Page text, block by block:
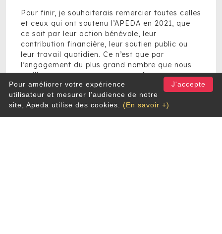
Pour finir, je souhaiterais remercier toutes celles
et ceux qui ont soutenu l’APEDA en 2021, que
ce soit par leur action bénévole, leur
contribution financière, leur soutien public ou
leur travail quotidien. Ce n’est que par
l’engagement du plus grand nombre que nous
outillerons, accompagnerons ou formerons nos
enfants présentant des troubles de
l’apprentissage pour les préparer à devenir des
citoyens autonomes, des adultes qui peuvent
contribuer pleinement à la société en réalisant
J'accepte
Pour améliorer votre expérience
utilisateur et mesurer l’audience de notre
site, Apeda utilise des cookies. (En savoir +)